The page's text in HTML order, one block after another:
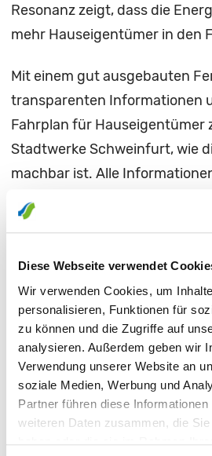
Diese Webseite verwendet
Wir verwenden Cookies, um
personalisieren, Funktionen für
zu können und die Zugriffe auf
analysieren. Außerdem geben wir
Verwendung unserer Website an
soziale Medien, Werbung und
Partner führen diese
weiteren Daten zusammen, die
Resonanz zeigt, dass die
mehr Hauseigentümer in den
Mit einem gut ausgebauten
transparenten Informationen
Fahrplan für Hauseigentümer
Stadtwerke Schweinfurt, wie
machbar ist. Alle
Präsentation der
Webseite unter
Fragen rund um das Thema
beantworten die
der Stadtwerke Schweinfurt
Kundencenter am
16:30 Uhr, Fr 9:00 – 15:00
in der
16:00 Uhr, Fr 8:00 – 12:00 Uhr)